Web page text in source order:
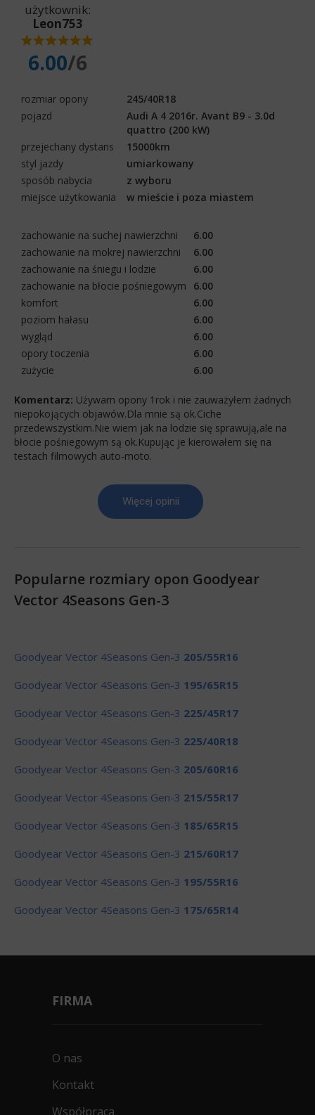
użytkownik:
Leon753
6.00/6
rozmiar opony
245/40R18
pojazd
Audi A 4 2016r. Avant B9 - 3.0d
quattro (200 kW)
przejechany dystans
15000km
styl jazdy
umiarkowany
sposób nabycia
z wyboru
miejsce użytkowania
w mieście i poza miastem
zachowanie na suchej nawierzchni
6.00
zachowanie na mokrej nawierzchni
6.00
zachowanie na śniegu i lodzie
6.00
zachowanie na błocie pośniegowym
6.00
komfort
6.00
poziom hałasu
6.00
wygląd
6.00
opory toczenia
6.00
zużycie
6.00
Komentarz: Używam opony 1rok i nie zauważyłem żadnych
niepokojących objawów.Dla mnie są ok.Ciche
przedewszystkim.Nie wiem jak na lodzie się sprawują,ale na
błocie pośniegowym są ok.Kupując je kierowałem się na
testach filmowych auto-moto.
Więcej opinii
Popularne rozmiary opon Goodyear
Vector 4Seasons Gen-3
Goodyear Vector 4Seasons Gen-3 205/55R16
Goodyear Vector 4Seasons Gen-3 195/65R15
Goodyear Vector 4Seasons Gen-3 225/45R17
Goodyear Vector 4Seasons Gen-3 225/40R18
Goodyear Vector 4Seasons Gen-3 205/60R16
Goodyear Vector 4Seasons Gen-3 215/55R17
Goodyear Vector 4Seasons Gen-3 185/65R15
Goodyear Vector 4Seasons Gen-3 215/60R17
Goodyear Vector 4Seasons Gen-3 195/55R16
Goodyear Vector 4Seasons Gen-3 175/65R14
FIRMA
O nas
Kontakt
Współpraca